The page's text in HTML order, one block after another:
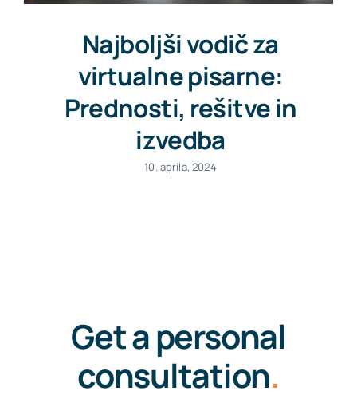
Najboljši vodič za
virtualne pisarne:
Prednosti, rešitve in
izvedba
10. aprila, 2024
Get a personal
consultation.